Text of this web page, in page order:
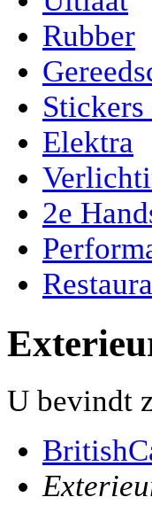
Rubber
Elektra
2e
U bevindt